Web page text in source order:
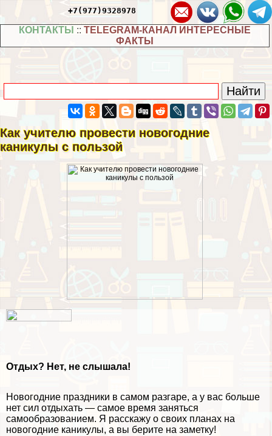
+7(977)9328978
КОНТАКТЫ :: TELEGRAM-КАНАЛ ИНТЕРЕСНЫЕ
ФАКТЫ
Как учителю провести новогодние
каникулы с пользой
Отдых? Нет, не слышала!
Новогодние праздники в самом разгаре, а у вас больше
нет сил отдыхать — самое время заняться
самообразованием. Я расскажу о своих планах на
новогодние каникулы, а вы берите на заметку!